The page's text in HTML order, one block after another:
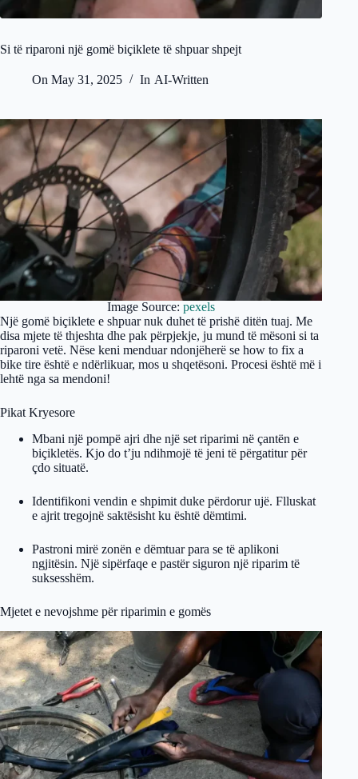
Si të riparoni një gomë biçiklete të shpuar shpejt
On May 31, 2025 In AI-Written
Image Source:pexels
Një gomë biçiklete e shpuar nuk duhet të prishë ditën tuaj. Me
disa mjete të thjeshta dhe pak përpjekje, ju mund të mësoni si ta
riparoni vetë. Nëse keni menduar ndonjëherë se how to fix a
bike tire është e ndërlikuar, mos u shqetësoni. Procesi është më i
lehtë nga sa mendoni!
Pikat Kryesore
Mbani një pompë ajri dhe një set riparimi në çantën e
biçikletës. Kjo do t’ju ndihmojë të jeni të përgatitur për
çdo situatë.
Identifikoni vendin e shpimit duke përdorur ujë. Flluskat
e ajrit tregojnë saktësisht ku është dëmtimi.
Pastroni mirë zonën e dëmtuar para se të aplikoni
ngjitësin. Një sipërfaqe e pastër siguron një riparim të
suksesshëm.
Mjetet e nevojshme për riparimin e gomës